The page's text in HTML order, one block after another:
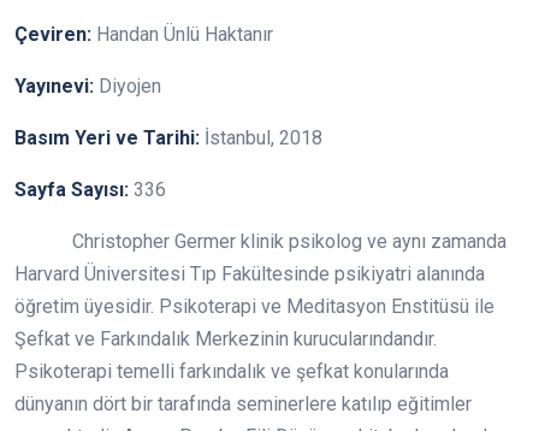
Çeviren: Handan Ünlü Haktanır
Yayınevi: Diyojen
Basım Yeri ve Tarihi: İstanbul, 2018
Sayfa Sayısı: 336
Christopher Germer klinik psikolog ve aynı zamanda
Harvard Üniversitesi Tıp Fakültesinde psikiyatri alanında
öğretim üyesidir. Psikoterapi ve Meditasyon Enstitüsü ile
Şefkat ve Farkındalık Merkezinin kurucularındandır.
Psikoterapi temelli farkındalık ve şefkat konularında
dünyanın dört bir tarafında seminerlere katılıp eğitimler